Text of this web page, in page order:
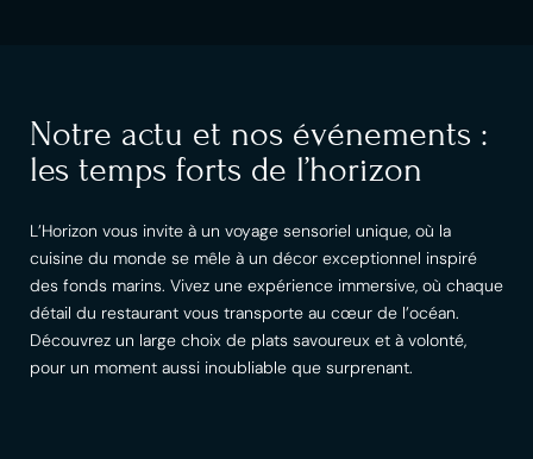
Notre actu et nos événements :
les temps forts de l’horizon
L’Horizon vous invite à un voyage sensoriel unique, où la
cuisine du monde se mêle à un décor exceptionnel inspiré
des fonds marins. Vivez une expérience immersive, où chaque
détail du restaurant vous transporte au cœur de l’océan.
Découvrez un large choix de plats savoureux et à volonté,
pour un moment aussi inoubliable que surprenant.